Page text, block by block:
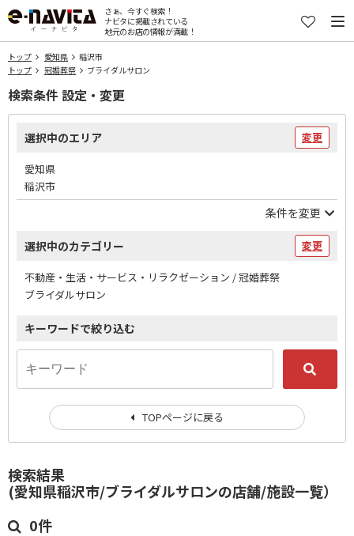
さぁ、今すぐ検索！
ナビタに掲載されている
地元のお店の情報が満載！
トップ 愛知県
稲沢市
トップ
冠婚葬祭 ブライダルサロン
検索結果
(愛知県稲沢市/ブライダルサロンの店舗/施設一覧）
0件
検索条件 設定・変更
選択中のエリア 変更
愛知県
稲沢市
条件を変更
選択中のカテゴリー 変更
不動産・生活・サービス・リラクゼーション / 冠婚葬祭
ブライダルサロン
キーワードで絞り込む
TOPページに戻る